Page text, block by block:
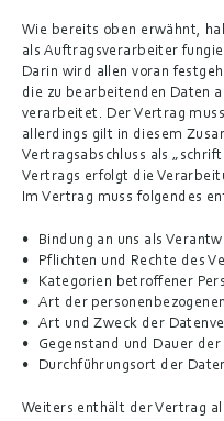
Wie bereits oben erwähnt,
als Auftragsverarbeiter
Darin wird allen voran
die zu bearbeitenden Daten
verarbeitet. Der Vertrag
allerdings gilt in diesem
Vertragsabschluss als
Vertrags erfolgt die
Im Vertrag muss folgendes
Bindung an uns als
Pflichten und Rechte des
Kategorien betroffener
Art der
Art und Zweck der
Gegenstand und Dauer
Durchführungsort der
Weiters enthält der Vertrag